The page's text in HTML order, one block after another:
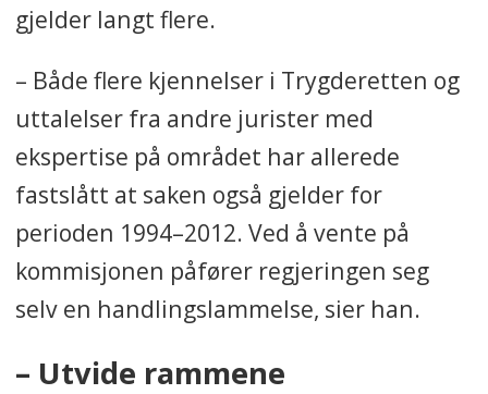
gjelder langt flere.
– Både flere kjennelser i Trygderetten og
uttalelser fra andre jurister med
ekspertise på området har allerede
fastslått at saken også gjelder for
perioden 1994–2012. Ved å vente på
kommisjonen påfører regjeringen seg
selv en handlingslammelse, sier han.
– Utvide rammene